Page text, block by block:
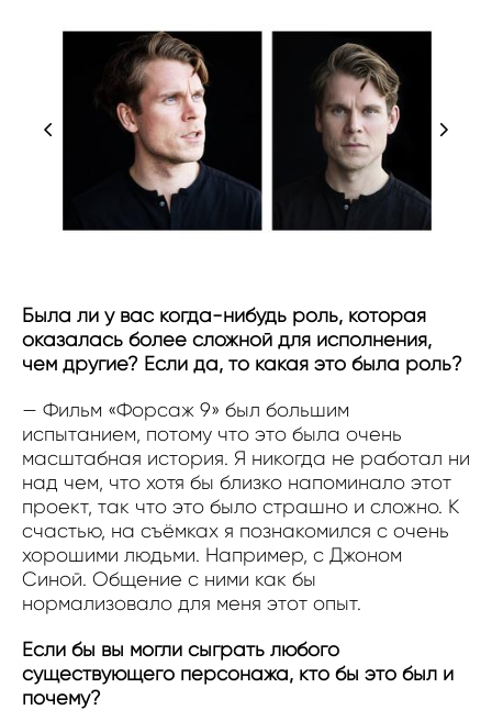
Была ли у вас когда-нибудь роль, которая
оказалась более сложной для исполнения,
чем другие? Если да, то какая это была роль?
— Фильм «Форсаж 9» был большим
испытанием, потому что это была очень
масштабная история. Я никогда не работал ни
над чем, что хотя бы близко напоминало этот
проект, так что это было страшно и сложно. К
счастью, на съёмках я познакомился с очень
хорошими людьми. Например, с Джоном
Синой. Общение с ними как бы
нормализовало для меня этот опыт.
Если бы вы могли сыграть любого
существующего персонажа, кто бы это был и
почему?